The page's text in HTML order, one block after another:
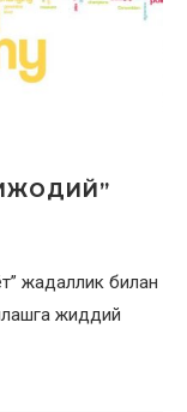
жадаллик билан
жиддий